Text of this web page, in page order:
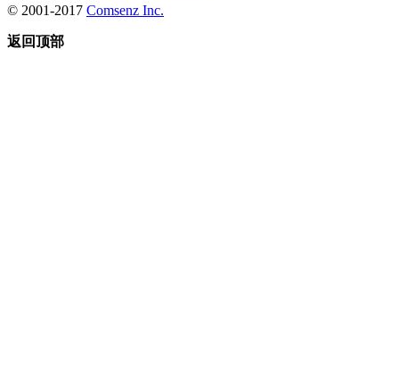
© 2001-2017 Comsenz Inc.
返回顶部